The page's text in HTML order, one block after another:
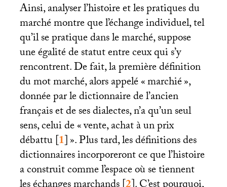
Ainsi, analyser l’histoire et les pratiques du
marché montre que l’échange individuel, tel
qu’il se pratique dans le marché, suppose
une égalité de statut entre ceux qui s’y
rencontrent. De fait, la première définition
du mot marché, alors appelé «marchié»,
donnée par le dictionnaire de l’ancien
français et de ses dialectes, n’a qu’un seul
sens, celui de «vente, achat à un prix
débattu[1]». Plus tard, les définitions des
dictionnaires incorporeront ce que l’histoire
a construit comme l’espace où se tiennent